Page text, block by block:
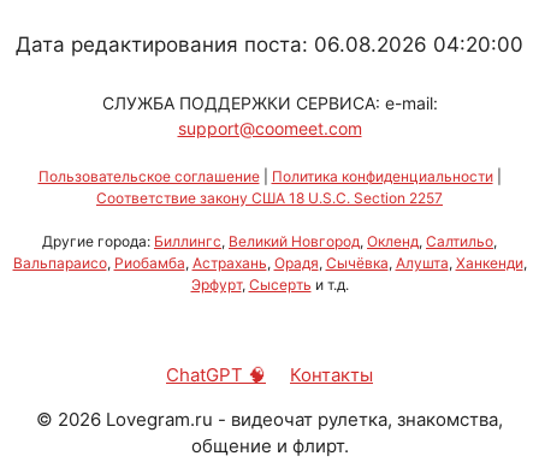
Дата редактирования поста: 06.08.2026 04:20:00
СЛУЖБА ПОДДЕРЖКИ СЕРВИСА: e-mail:
support@coomeet.com
Пользовательское соглашение| Политика конфиденциальности|
Соответствие закону США 18 U.S.C. Section 2257
Другие города: Биллингс, Великий Новгород, Окленд, Салтильо,
Вальпараисо, Риобамба, Астрахань, Орадя, Сычёвка, Алушта, Ханкенди,
Эрфурт, Сысерть и т.д.
ChatGPT 🧠
Контакты
© 2026 Lovegram.ru - видеочат рулетка, знакомства,
общение и флирт.